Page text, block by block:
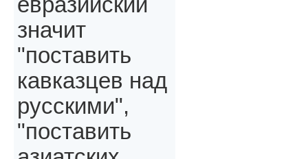
евразийский
значит
"поставить
кавказцев над
русскими",
"поставить